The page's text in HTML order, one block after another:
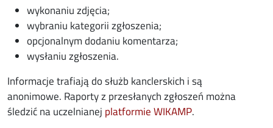
wykonaniu zdjęcia;
wybraniu kategorii zgłoszenia;
opcjonalnym dodaniu komentarza;
wysłaniu zgłoszenia.
Informacje trafiają do służb kanclerskich i są
anonimowe. Raporty z przesłanych zgłoszeń można
śledzić na uczelnianej platformie WIKAMPopens in new
.